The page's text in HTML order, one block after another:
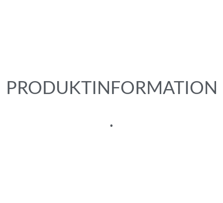
PRODUKTINFORMATION
.